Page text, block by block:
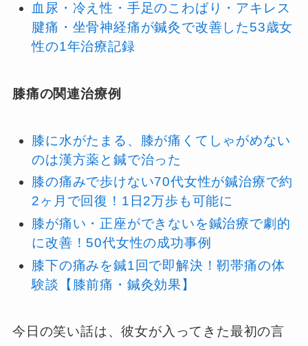
血尿・冷え性・手足のこわばり・アキレス
腱痛・坐骨神経痛が鍼灸で改善した53歳女
性の1年治療記録
膝痛の関連治療例
膝に水がたまる、膝が痛くてしゃがめない
のは漢方薬と鍼で治った
膝の痛みで歩けない70代女性が鍼治療で約
2ヶ月で回復！1日2万歩も可能に
膝が痛い・正座ができないを鍼治療で劇的
に改善！50代女性の成功事例
膝下の痛みを鍼1回で即解決！靭帯痛の体
験談【膝前痛・鍼灸効果】
今日の笑い話は、彼女が入ってきた最初の言